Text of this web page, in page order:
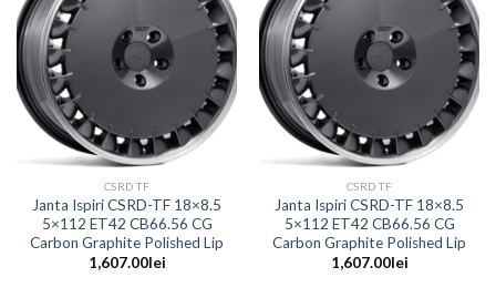
CSRD TF
Janta Ispiri CSRD-TF 18×8.5
5×112 ET42 CB66.56 CG
Carbon Graphite Polished Lip
1,607.00lei
CSRD TF
Janta Ispiri CSRD-TF 18×8.5
5×112 ET42 CB66.56 CG
Carbon Graphite Polished Lip
1,607.00lei